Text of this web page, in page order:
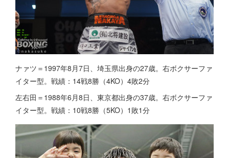
ナァツ＝1997年8月7日、埼玉県出身の27歳。右ボクサーファ
イター型。戦績：14戦8勝（4KO）4敗2分
左右田＝1988年6月8日、東京都出身の37歳。右ボクサーファ
イター型。戦績：10戦8勝（5KO）1敗1分